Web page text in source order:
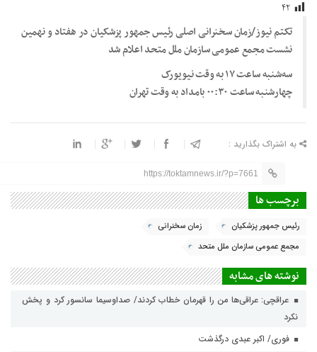
۴۲
تکتم نیوز/زمان سخنرانی اصلی رئیس جمهور پزشکیان در هفتاد و نهمین
نشست مجمع عمومی سازمان ملل متحد اعلام شد
سه‌شنبه ساعت ۱۷ به وقت نیویورک
چهارشنبه ساعت ۰۰:۳۰ بامداد به وقت تهران
به اشتراک بگذارید :
https://toktamnews.ir/?p=7661
برچسب ها
رئیس جمهور پزشکیان
زمان سخنرانی
مجمع عمومی سازمان ملل متحد
نوشته های مشابه
عراقچی: عراقی‌ها من را قهرمان خطاب کردند/ صداوسیما سانسور کرد و پخش
نکرد
فوری/ اکبر عبدی درگذشت